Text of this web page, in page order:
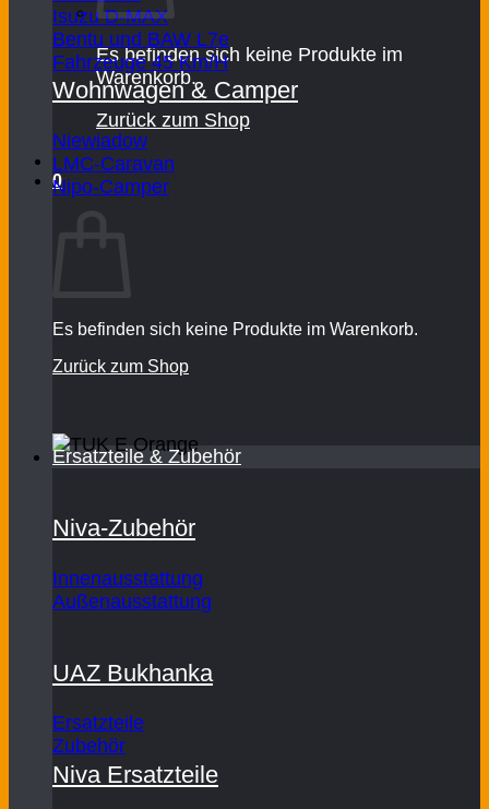
Es befinden sich keine Produkte im
Warenkorb.
Zurück zum Shop
0
Warenkorb
Es befinden sich keine Produkte im Warenkorb.
Zurück zum Shop
Isuzu D-MAX
Bentu und BAW L7e
Fahrzeuge 45 Km/H
Wohnwagen & Camper
Niewiadow
LMC-Caravan
Nipo-Camper
Ersatzteile & Zubehör
Niva-Zubehör
Innenausstattung
Außenausstattung
UAZ Bukhanka
Ersatzteile
Zubehör
Niva Ersatzteile